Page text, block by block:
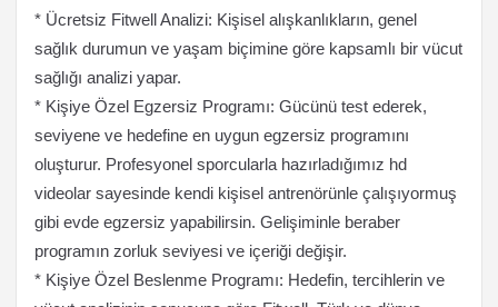
* Ücretsiz Fitwell Analizi: Kişisel alışkanlıkların, genel
sağlık durumun ve yaşam biçimine göre kapsamlı bir vücut
sağlığı analizi yapar.
* Kişiye Özel Egzersiz Programı: Gücünü test ederek,
seviyene ve hedefine en uygun egzersiz programını
oluşturur. Profesyonel sporcularla hazırladığımız hd
videolar sayesinde kendi kişisel antrenörünle çalışıyormuş
gibi evde egzersiz yapabilirsin. Gelişiminle beraber
programın zorluk seviyesi ve içeriği değişir.
* Kişiye Özel Beslenme Programı: Hedefin, tercihlerin ve